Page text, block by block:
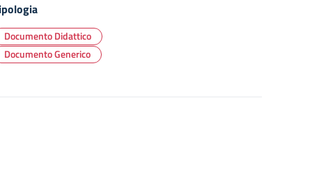
Documento Didattico
Documento Generico